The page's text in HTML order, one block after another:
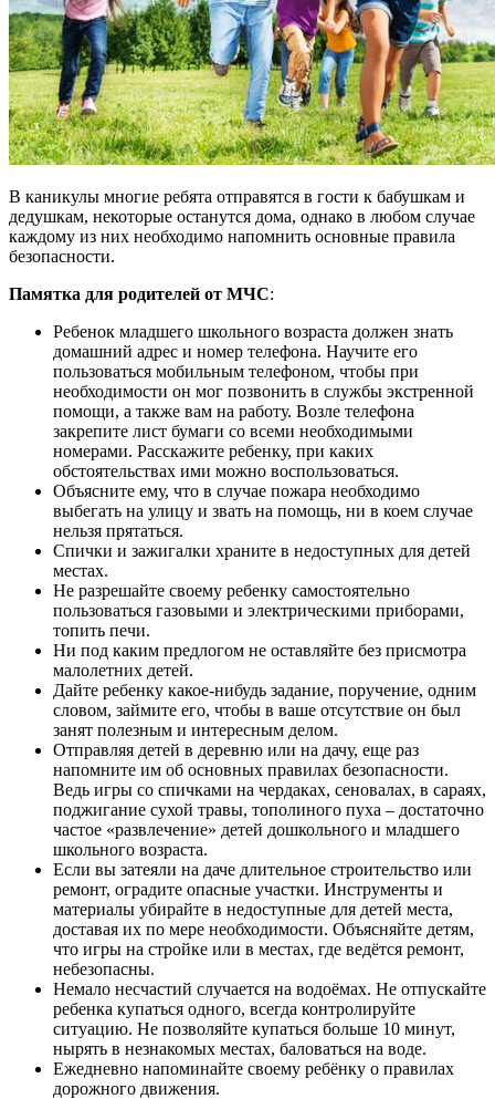
В каникулы многие ребята отправятся в гости к бабушкам и
дедушкам, некоторые останутся дома, однако в любом случае
каждому из них необходимо напомнить основные правила
безопасности.
Памятка для родителей от МЧС:
Ребенок младшего школьного возраста должен знать
домашний адрес и номер телефона. Научите его
пользоваться мобильным телефоном, чтобы при
необходимости он мог позвонить в службы экстренной
помощи, а также вам на работу. Возле телефона
закрепите лист бумаги со всеми необходимыми
номерами. Расскажите ребенку, при каких
обстоятельствах ими можно воспользоваться.
Объясните ему, что в случае пожара необходимо
выбегать на улицу и звать на помощь, ни в коем случае
нельзя прятаться.
Спички и зажигалки храните в недоступных для детей
местах.
Не разрешайте своему ребенку самостоятельно
пользоваться газовыми и электрическими приборами,
топить печи.
Ни под каким предлогом не оставляйте без присмотра
малолетних детей.
Дайте ребенку какое-нибудь задание, поручение, одним
словом, займите его, чтобы в ваше отсутствие он был
занят полезным и интересным делом.
Отправляя детей в деревню или на дачу, еще раз
напомните им об основных правилах безопасности.
Ведь игры со спичками на чердаках, сеновалах, в сараях,
поджигание сухой травы, тополиного пуха – достаточно
частое «развлечение» детей дошкольного и младшего
школьного возраста.
Если вы затеяли на даче длительное строительство или
ремонт, оградите опасные участки. Инструменты и
материалы убирайте в недоступные для детей места,
доставая их по мере необходимости. Объясняйте детям,
что игры на стройке или в местах, где ведётся ремонт,
небезопасны.
Немало несчастий случается на водоёмах. Не отпускайте
ребенка купаться одного, всегда контролируйте
ситуацию. Не позволяйте купаться больше 10 минут,
нырять в незнакомых местах, баловаться на воде.
Ежедневно напоминайте своему ребёнку о правилах
дорожного движения.